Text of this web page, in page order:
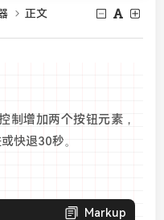
正文
制增加两个按钮元素，
快退30秒。
Markup